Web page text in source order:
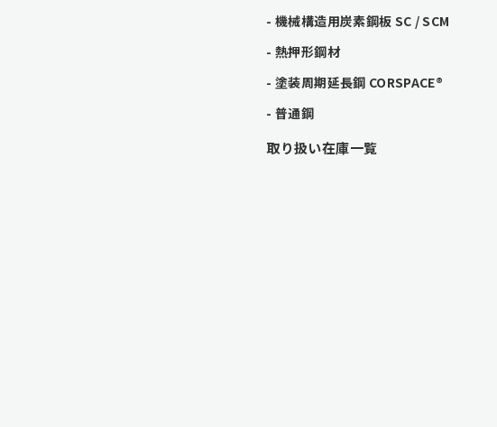
機械構造用炭素鋼板 SC / SCM
熱押形鋼材
塗装周期延長鋼 CORSPACE®
普通鋼
取り扱い在庫一覧